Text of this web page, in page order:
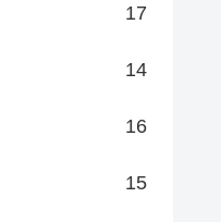
17
14
16
15